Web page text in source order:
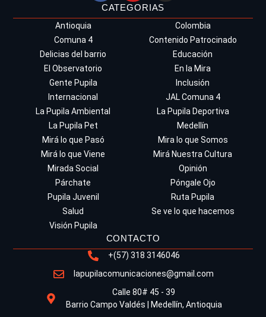
CATEGORIAS
Antioquia
Colombia
Comuna 4
Contenido Patrocinado
Delicias del barrio
Educación
El Observatorio
En la Mira
Gente Pupila
Inclusión
Internacional
JAL Comuna 4
La Pupila Ambiental
La Pupila Deportiva
La Pupila Pet
Medellín
Mirá lo que Pasó
Mira lo que Somos
Mirá lo que Viene
Mirá Nuestra Cultura
Mirada Social
Opinión
Párchate
Póngale Ojo
Pupila Juvenil
Ruta Pupila
Salud
Se ve lo que hacemos
Visión Pupila
CONTACTO
+(57) 318 3146046
lapupilacomunicaciones@gmail.com
Calle 80# 45 - 39
Barrio Campo Valdés | Medellín, Antioquia